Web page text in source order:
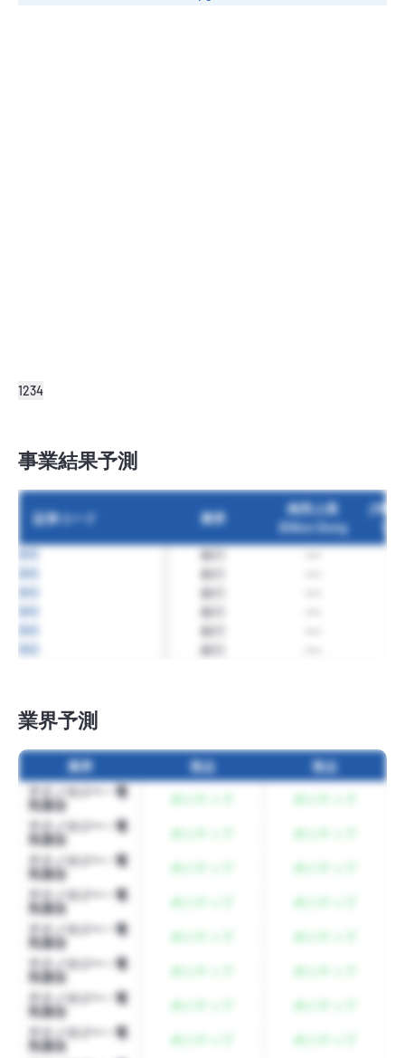
1234
事業結果予測
証券コード
BID
BID
BID
BID
BID
BID
業界
銀行
銀行
銀行
銀行
銀行
銀行
純売上高
Billion Dong
----
少数
リストの詳細を表示
業界予測
業界 視点
視点
テクノロジー - 電
気通信
テクノロジー - 電
気通信
テクノロジー - 電
気通信
テクノロジー - 電
気通信
テクノロジー - 電
気通信
テクノロジー - 電
気通信
テクノロジー - 電
気通信
テクノロジー - 電
気通信